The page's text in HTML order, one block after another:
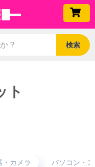
検索
ト
・カメラ パソコン・